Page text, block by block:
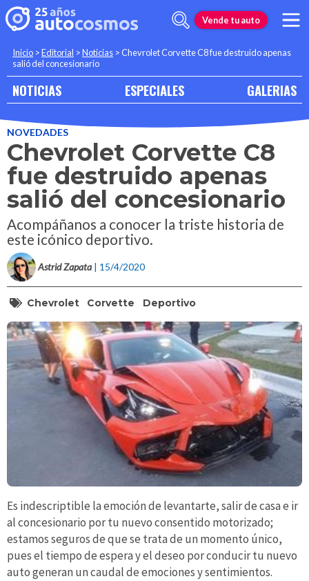
Vende tu auto
Inicio >Editorial >Noticias >Chevrolet Corvette C8 fue destruido apenas
salió del concesionario
NOTICIAS ESPECIALES GALERIAS
NOVEDADES
Chevrolet Corvette C8
fue destruido apenas
salió del concesionario
Acompáñanos a conocer la triste historia de
este icónico deportivo.
Astrid Zapata | 15/4/2020
Chevrolet Corvette Deportivo
Es indescriptible la emoción de levantarte, salir de casa e ir
al concesionario por tu nuevo consentido motorizado;
estamos seguros de que se trata de un momento único,
pues el tiempo de espera y el deseo por conducir tu nuevo
auto generan un caudal de emociones y sentimientos.